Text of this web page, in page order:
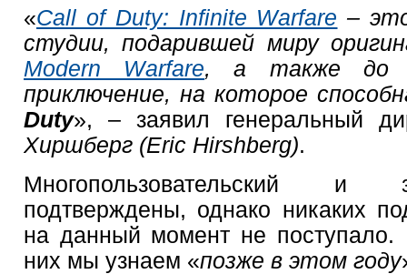
«Call of Duty: Infinite Warfare –
студии, подарившей миру
Modern Warfare, а также до
приключение, на которое
Duty», – заявил генеральный
Хиршберг (Eric Hirshberg).
Многопользовательский и
подтверждены, однако никаких
на данный момент не
них мы узнаем «позже в этом году